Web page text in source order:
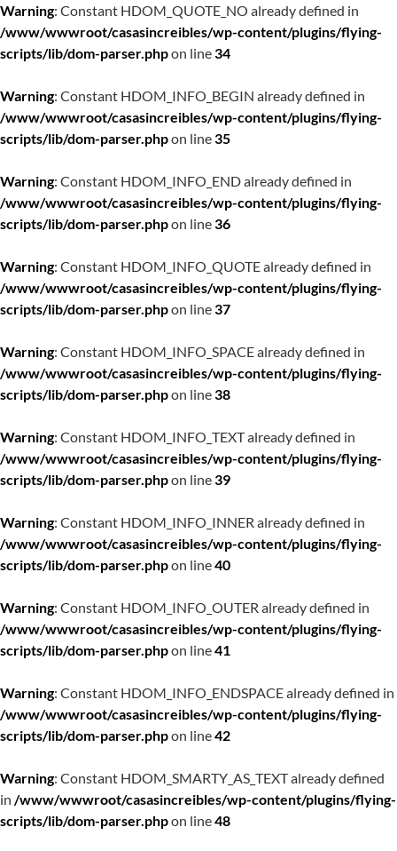
Warning: Constant HDOM_QUOTE_NO already defined in
/www/wwwroot/casasincreibles/wp-content/plugins/flying-
scripts/lib/dom-parser.phpon line34
Warning: Constant HDOM_INFO_BEGIN already defined in
/www/wwwroot/casasincreibles/wp-content/plugins/flying-
scripts/lib/dom-parser.phpon line35
Warning: Constant HDOM_INFO_END already defined in
/www/wwwroot/casasincreibles/wp-content/plugins/flying-
scripts/lib/dom-parser.phpon line36
Warning: Constant HDOM_INFO_QUOTE already defined in
/www/wwwroot/casasincreibles/wp-content/plugins/flying-
scripts/lib/dom-parser.phpon line37
Warning: Constant HDOM_INFO_SPACE already defined in
/www/wwwroot/casasincreibles/wp-content/plugins/flying-
scripts/lib/dom-parser.phpon line38
Warning: Constant HDOM_INFO_TEXT already defined in
/www/wwwroot/casasincreibles/wp-content/plugins/flying-
scripts/lib/dom-parser.phpon line39
Warning: Constant HDOM_INFO_INNER already defined in
/www/wwwroot/casasincreibles/wp-content/plugins/flying-
scripts/lib/dom-parser.phpon line40
Warning: Constant HDOM_INFO_OUTER already defined in
/www/wwwroot/casasincreibles/wp-content/plugins/flying-
scripts/lib/dom-parser.phpon line41
Warning: Constant HDOM_INFO_ENDSPACE already defined in
/www/wwwroot/casasincreibles/wp-content/plugins/flying-
scripts/lib/dom-parser.phpon line42
Warning: Constant HDOM_SMARTY_AS_TEXT already defined
in /www/wwwroot/casasincreibles/wp-content/plugins/flying-
scripts/lib/dom-parser.phpon line48